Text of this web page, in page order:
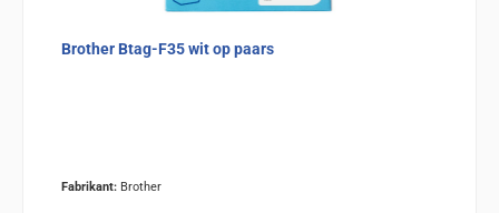
Brother Btag-F35 wit op paars
Fabrikant: Brother